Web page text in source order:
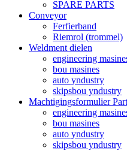
SPARE PARTS
Conveyor
Ferfierband
Riemrol (trommel)
Weldment dielen
engineering
bou masines
auto yndustry
skipsbou yndustry
Machtigingsformulier
engineering
bou masines
auto yndustry
skipsbou yndustry